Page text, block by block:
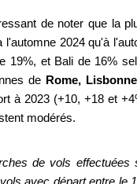
de noter que la
l'automne 2024 qu'à
19%, et Bali de 16%
de Rome,
à 2023 (+10, +18 et
modérés.
de vols effectuées
avec départ entre le